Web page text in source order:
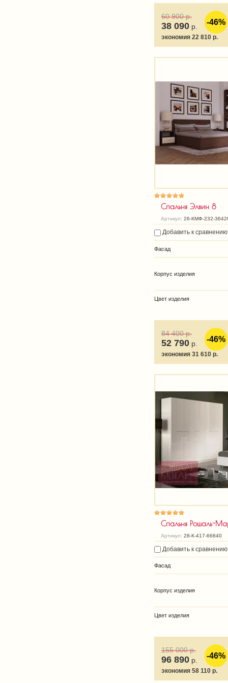
-46%
60 900р.
38 090 р.
экономия 22 810 р.
Спальня Элвин 8
Артикул: 26-КМФ-232-
Добавить к сравнению
Фасад
Корпус изделия
Цвет изделия
-46%
84 400р.
52 790 р.
экономия 31 610 р.
Спальня Рошаль-
Артикул: 28-К-417-66840
Добавить к сравнению
Фасад
Корпус изделия
Цвет изделия
-46%
155 000р.
96 890 р.
экономия 58 110 р.